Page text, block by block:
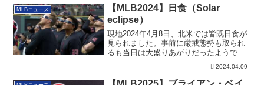
MLBニュース
【MLB2024】日食（Solar
eclipse）
現地2024年4月8日、北米では皆既日食が
見られました。事前に厳戒態勢も取られ
るも当日は大盛りあがりだったようで
す。MLBのゲームも無事開催されまし
2024.04.09